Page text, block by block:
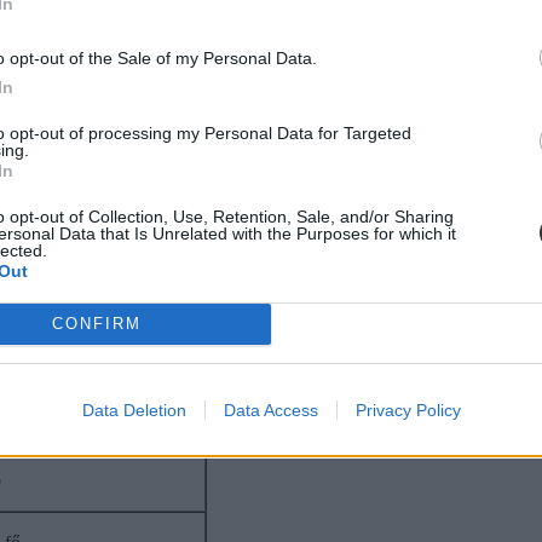
opt-out of the Sale of my Personal Data.
opt-out of processing my Personal Data for Targeted
opt-out of Collection, Use, Retention, Sale, and/or Sharing
Data that Is Unrelated with the Purposes for which it
CONFIRM
Data Deletion Data Access Privacy Policy
fő